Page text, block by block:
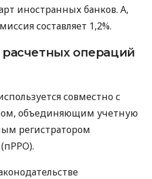
иностранных банков. А,
составляет 1,2%.
операций
совместно с
объединяющим учетную
регистратором